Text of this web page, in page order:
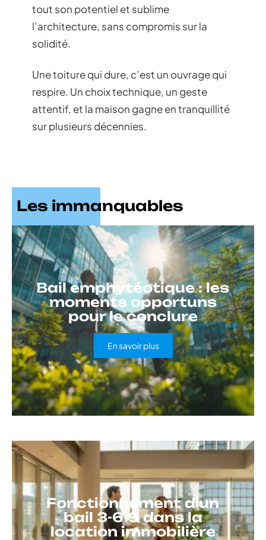
tout son potentiel et sublime
l’architecture, sans compromis sur la
solidité.
Une toiture qui dure, c’est un ouvrage qui
respire. Un choix technique, un geste
attentif, et la maison gagne en tranquillité
sur plusieurs décennies.
Les immanquables
Bail emphytéotique : les
moments opportuns
pour le conclure
En savoir plus
Fonctionnement d’un
bail 3-6-9 dans la
location immobilière